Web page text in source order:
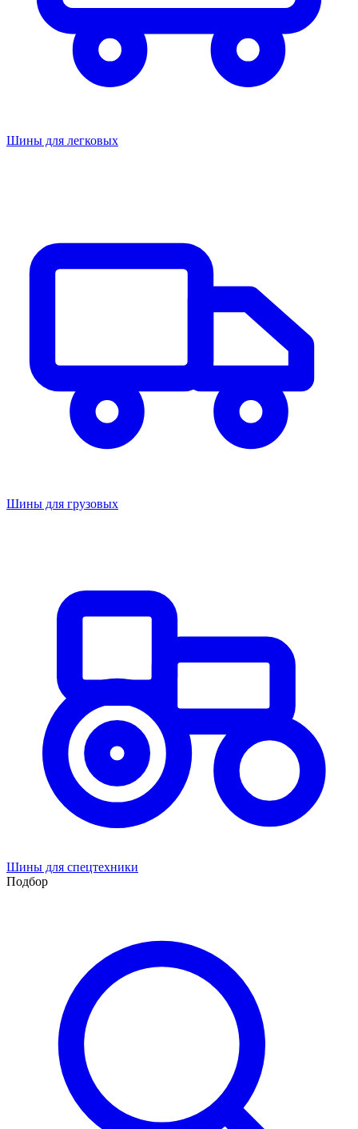
Шины для легковых
Шины для грузовых
Шины для спецтехники
Подбор